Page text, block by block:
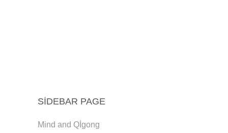
SIDEBAR PAGE
Mind and Qİgong